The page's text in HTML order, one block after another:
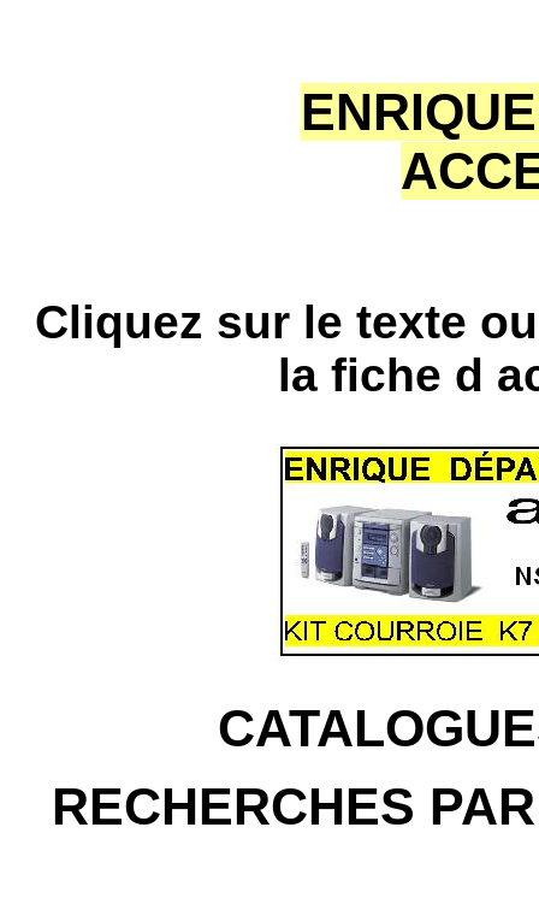
Cliquez sur le texte
la fiche d
RECHERCHES